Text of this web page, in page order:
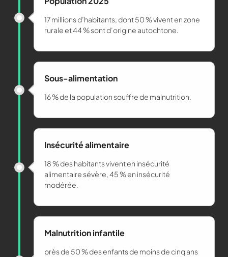
17 millions d’habitants, dont 50 % vivent en zone
rurale et 44 % sont d’origine autochtone.
Sous-alimentation
16 % de la population souffre de malnutrition.
Insécurité alimentaire
18 % des habitants vivent en insécurité
alimentaire sévère, 45 % en insécurité
modérée.
Malnutrition infantile
près de 50 % des enfants de moins de cinq ans